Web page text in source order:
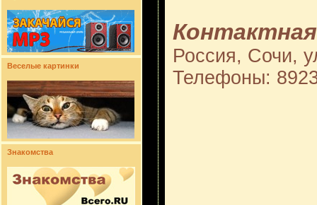
Веселые картинки
Знакомства
Россия, Сочи,
Телефоны: